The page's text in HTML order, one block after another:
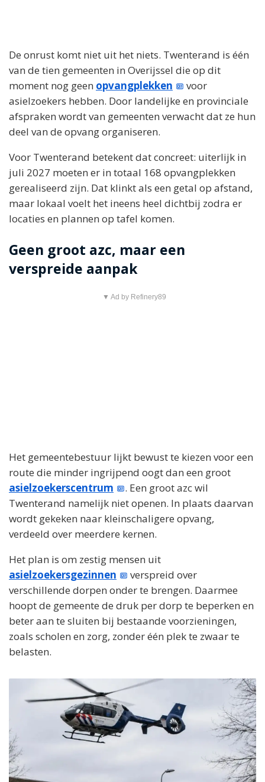
De onrust komt niet uit het niets. Twenterand is één
van de tien gemeenten in Overijssel die op dit
moment nog geen opvangplekken
voor
asielzoekers hebben. Door landelijke en provinciale
afspraken wordt van gemeenten verwacht dat ze hun
deel van de opvang organiseren.
Voor Twenterand betekent dat concreet: uiterlijk in
juli 2027 moeten er in totaal 168 opvangplekken
gerealiseerd zijn. Dat klinkt als een getal op afstand,
maar lokaal voelt het ineens heel dichtbij zodra er
locaties en plannen op tafel komen.
Geen groot azc, maar een
verspreide aanpak
▼ Ad by Refinery89
Het gemeentebestuur lijkt bewust te kiezen voor een
route die minder ingrijpend oogt dan een groot
asielzoekerscentrum
. Een groot azc wil
Twenterand namelijk niet openen. In plaats daarvan
wordt gekeken naar kleinschaligere opvang,
verdeeld over meerdere kernen.
Het plan is om zestig mensen uit
asielzoekersgezinnen
verspreid over
verschillende dorpen onder te brengen. Daarmee
hoopt de gemeente de druk per dorp te beperken en
beter aan te sluiten bij bestaande voorzieningen,
zoals scholen en zorg, zonder één plek te zwaar te
belasten.